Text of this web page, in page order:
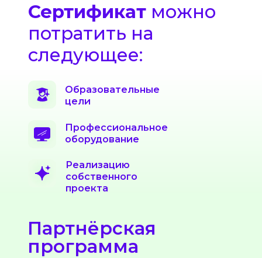
Сертификатможно
потратить на
следующее:
Реализацию
собственного
проекта
Профессиональное
оборудование
Образовательные
цели
Партнёрская
программа